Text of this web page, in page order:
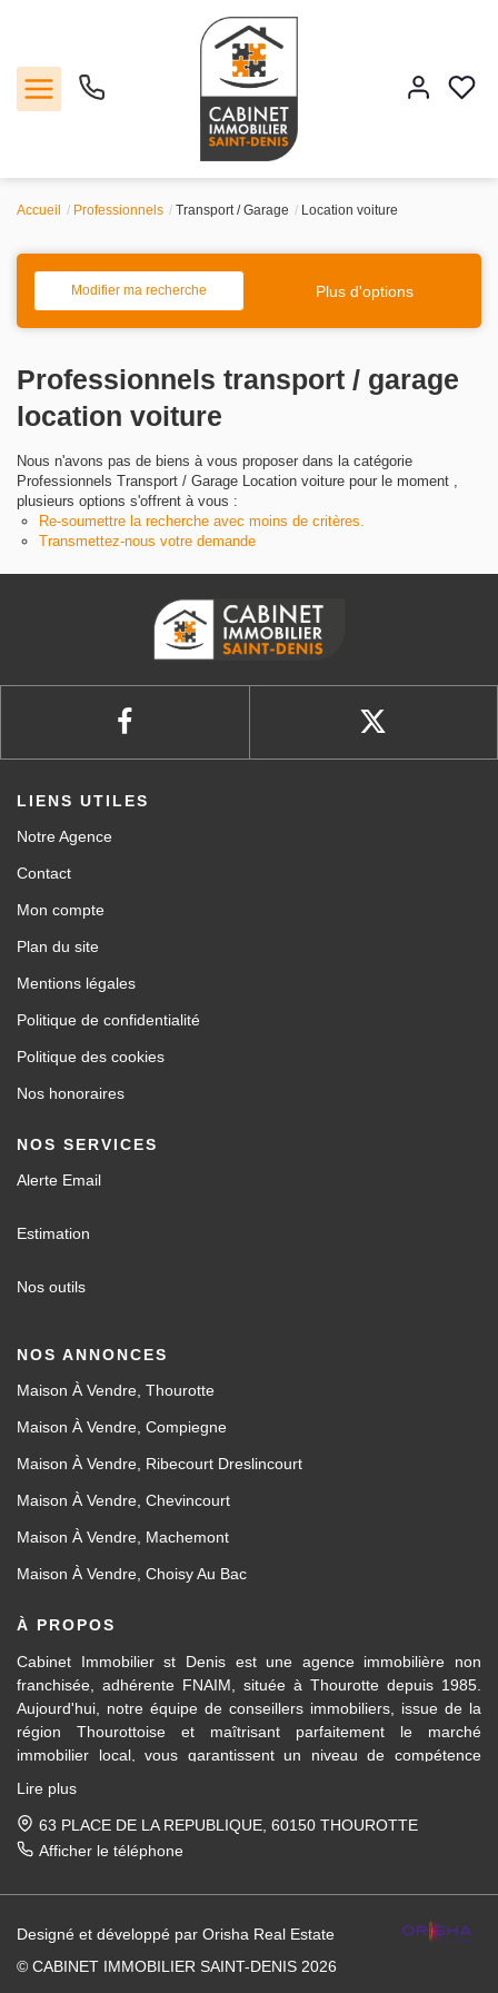
Location
Agence
Contact
Accueil Professionnels Transport / Garage Location voiture
Modifier ma recherche Plus d'options
Professionnels transport / garage
location voiture
Nous n'avons pas de biens à vous proposer dans la catégorie
Professionnels Transport / Garage Location voiture pour le moment ,
plusieurs options s'offrent à vous :
Re-soumettre la recherche avec moins de critères.
Transmettez-nous votre demande
LIENS UTILES
Notre Agence
Contact
Mon compte
Plan du site
Mentions légales
Politique de confidentialité
Politique des cookies
Nos honoraires
NOS SERVICES
Alerte Email
Estimation
Nos outils
NOS ANNONCES
Maison À Vendre, Thourotte
Maison À Vendre, Compiegne
Maison À Vendre, Ribecourt Dreslincourt
Maison À Vendre, Chevincourt
Maison À Vendre, Machemont
Maison À Vendre, Choisy Au Bac
À PROPOS
Cabinet Immobilier st Denis est une agence immobilière non
franchisée, adhérente FNAIM, située à Thourotte depuis 1985.
Aujourd'hui, notre équipe de conseillers immobiliers, issue de la
région Thourottoise et maîtrisant parfaitement le marché
immobilier local, vous garantissent un niveau de compétence
immobilière ainsi qu'en location et gestion.
Des formations régulières dispensées en interne et par la FNAIM,
Pour la vente de votre maison, appartement, terrain, immeuble
entre Ressons-sur-Matz et Attichy et sur tous les villages et
communes entre Compiègne et Noyon, nous mettons notre
Lire plus
63 PLACE DE LA REPUBLIQUE, 60150 THOUROTTE
Afficher le téléphone
Designé et développé par Orisha Real Estate
© CABINET IMMOBILIER SAINT-DENIS 2026